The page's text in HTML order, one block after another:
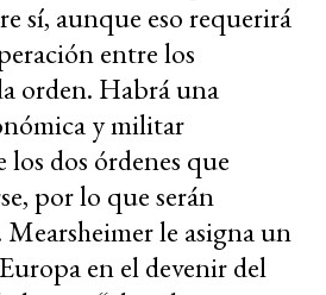
sí, aunque eso requerirá
entre los
orden. Habrá una
y militar
dos órdenes que
por lo que serán
Mearsheimer le asigna un
en el devenir del